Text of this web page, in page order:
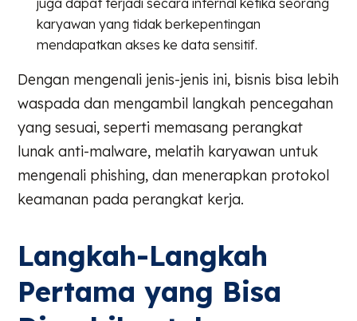
karyawan yang tidak berkepentingan
mendapatkan akses ke data sensitif.
Dengan mengenali jenis-jenis ini, bisnis bisa lebih
waspada dan mengambil langkah pencegahan
yang sesuai, seperti memasang perangkat
lunak anti-malware, melatih karyawan untuk
mengenali phishing, dan menerapkan protokol
keamanan pada perangkat kerja.
Langkah-Langkah
Pertama yang Bisa